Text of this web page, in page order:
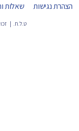
הצהרת נגישות שאלות
ט.ל.ח. |